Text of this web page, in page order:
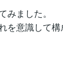
みました。
意識して構